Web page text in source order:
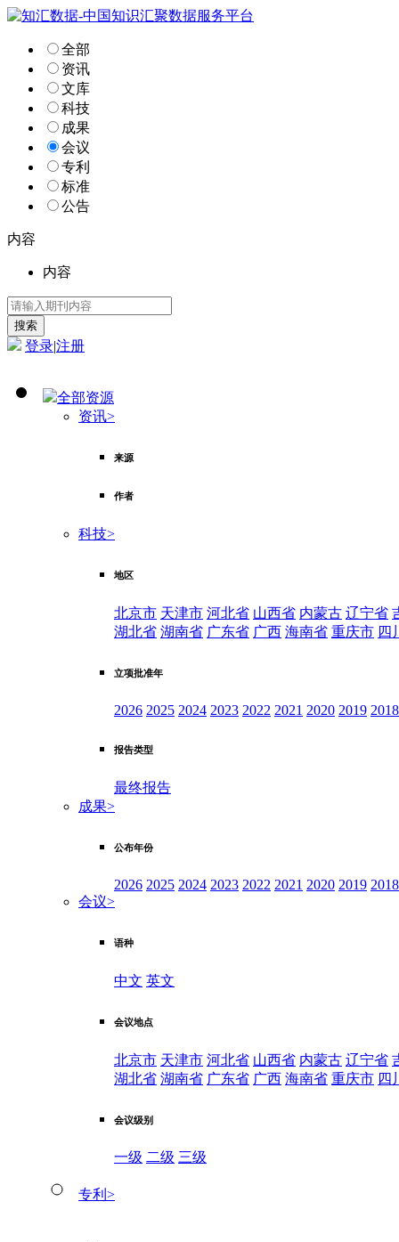
全部
资讯
文库
科技
成果
会议
专利
标准
公告
内容
内容
登录|注册
全部资源
资讯>
来源
作者
科技>
地区
北京市 天津市 河北省 山西省 内蒙古 辽宁省
湖北省 湖南省 广东省 广西 海南省 重庆市 四
立项批准年
2026 2025 2024 2023 2022 2021 2020 2019 2018
报告类型
最终报告
成果>
公布年份
2026 2025 2024 2023 2022 2021 2020 2019 2018
会议>
语种
中文 英文
会议地点
北京市 天津市 河北省 山西省 内蒙古 辽宁省
湖北省 湖南省 广东省 广西 海南省 重庆市 四
会议级别
一级 二级 三级
专利 >